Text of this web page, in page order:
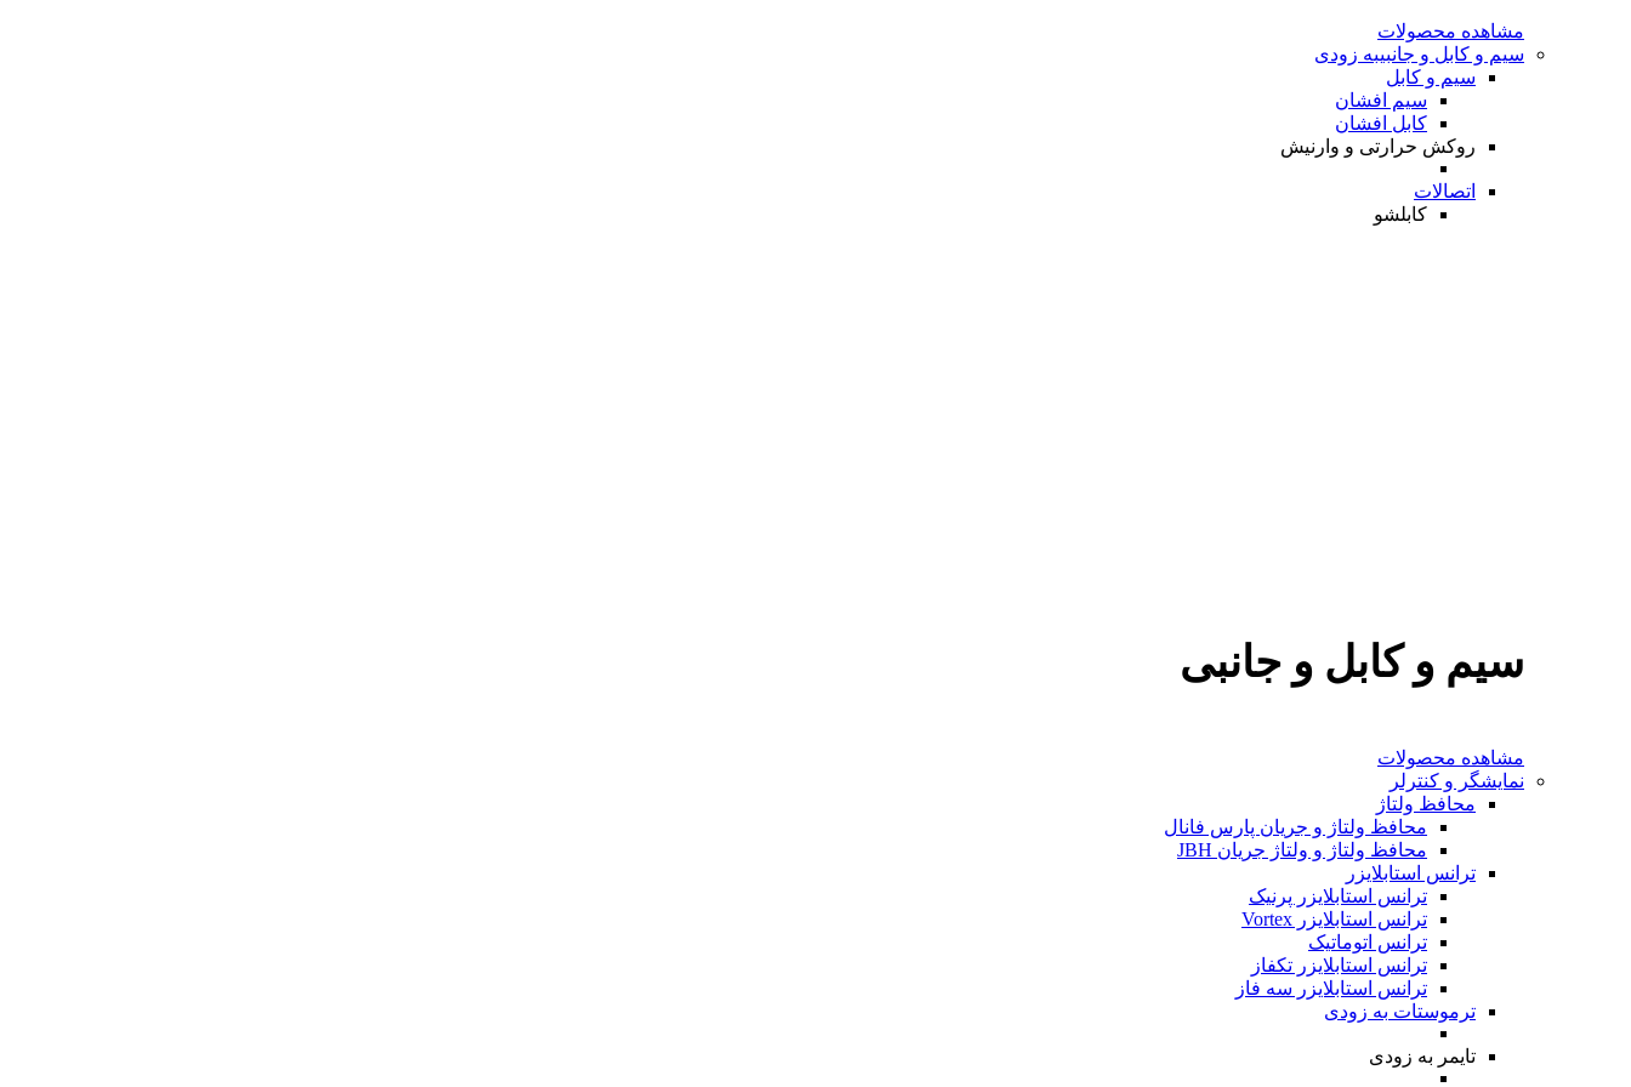
مشاهده محصولات
سیم و کابل و جانبیبه زودی
سیم و کابل
سیم افشان
کابل افشان
روکش حرارتی و وارنیش
اتصالات
کابلشو
سیم و کابل و جانبی
مشاهده محصولات
نمایشگر و کنترلر
محافظ ولتاژ
محافظ ولتاژ و جریان پارس فانال
محافظ ولتاژ و ولتاژ جریان JBH
ترانس استابلایزر
ترانس استابلایزر پرنیک
ترانس استابلایزر Vortex
ترانس اتوماتیک
ترانس استابلایزر تکفاز
ترانس استابلایزر سه فاز
ترموستات به‌ زودی
تایمر به‌ زودی